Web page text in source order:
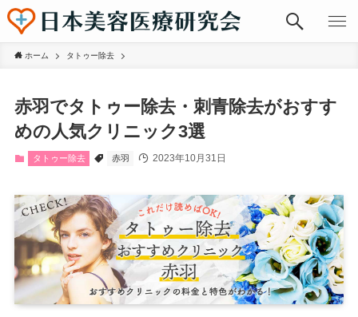
ホーム タトゥー除去
赤羽でタトゥー除去・刺青除去がおすす
めの人気クリニック3選
タトゥー除去 赤羽 2023年10月31日